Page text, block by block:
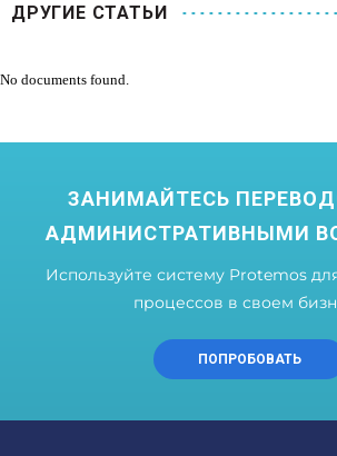
ДРУГИЕ СТАТЬИ
No documents found.
ЗАНИМАЙТЕСЬ
АДМИНИСТРАТИВНЫМИ
Используйте систему Protemos
процессов в своем
ПОПРОБОВАТЬ